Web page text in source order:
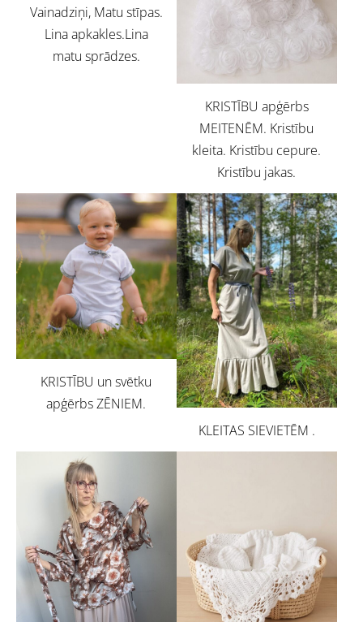
Vainadziņi, Matu stīpas.
Lina apkakles.Lina
matu sprādzes.
KRISTĪBU apģērbs
MEITENĒM. Kristību
kleita. Kristību cepure.
Kristību jakas.
KRISTĪBU un svētku
apģērbs ZĒNIEM.
KLEITAS SIEVIETĒM .